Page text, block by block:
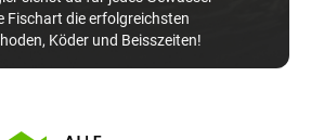
Fischart die erfolgreichsten
Köder und Beisszeiten!